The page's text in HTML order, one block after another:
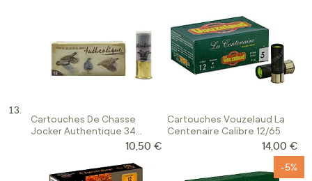
Cartouches De Chasse
Jocker Authentique 34
10,50 €
Cartouches Vouzelaud La
Centenaire Calibre 12/65
14,00 €
-5%